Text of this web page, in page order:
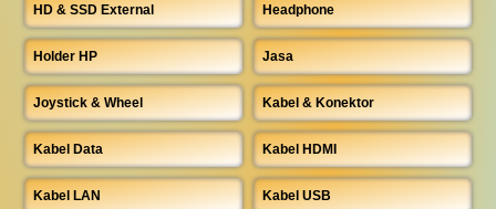
HD & SSD External Headphone
Holder HP Jasa
Joystick & Wheel Kabel & Konektor
Kabel Data Kabel HDMI
Kabel LAN Kabel USB